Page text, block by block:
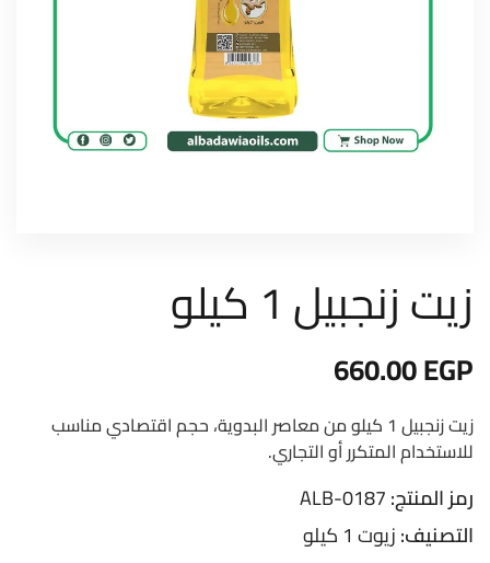
زيت زنجبيل 1 كيلو
660.00EGP
زيت زنجبيل 1 كيلو من معاصر البدوية، حجم اقتصادي مناسب
للاستخدام المتكرر أو التجاري.
رمز المنتج:ALB-0187
التصنيف:زيوت 1 كيلو